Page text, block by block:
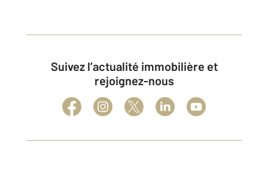
Suivez l’actualité immobilière et
rejoignez-nous